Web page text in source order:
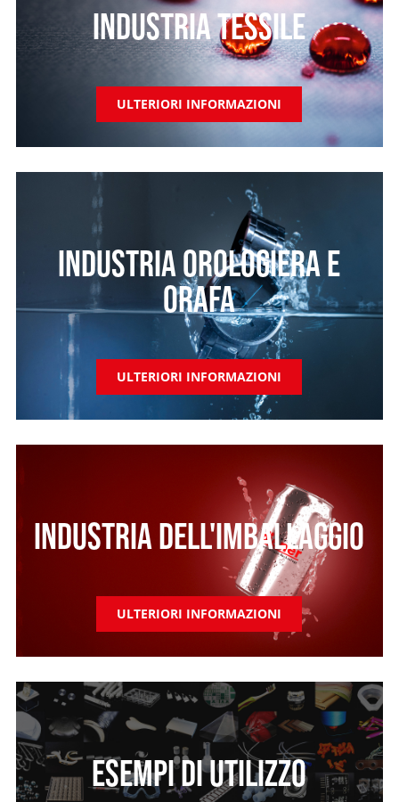
INDUSTRIA TESSILE
ULTERIORI INFORMAZIONI
INDUSTRIA OROLOGIERA E
ORAFA
ULTERIORI INFORMAZIONI
INDUSTRIA DELL'IMBALLAGGIO
ULTERIORI INFORMAZIONI
ESEMPI DI UTILIZZO